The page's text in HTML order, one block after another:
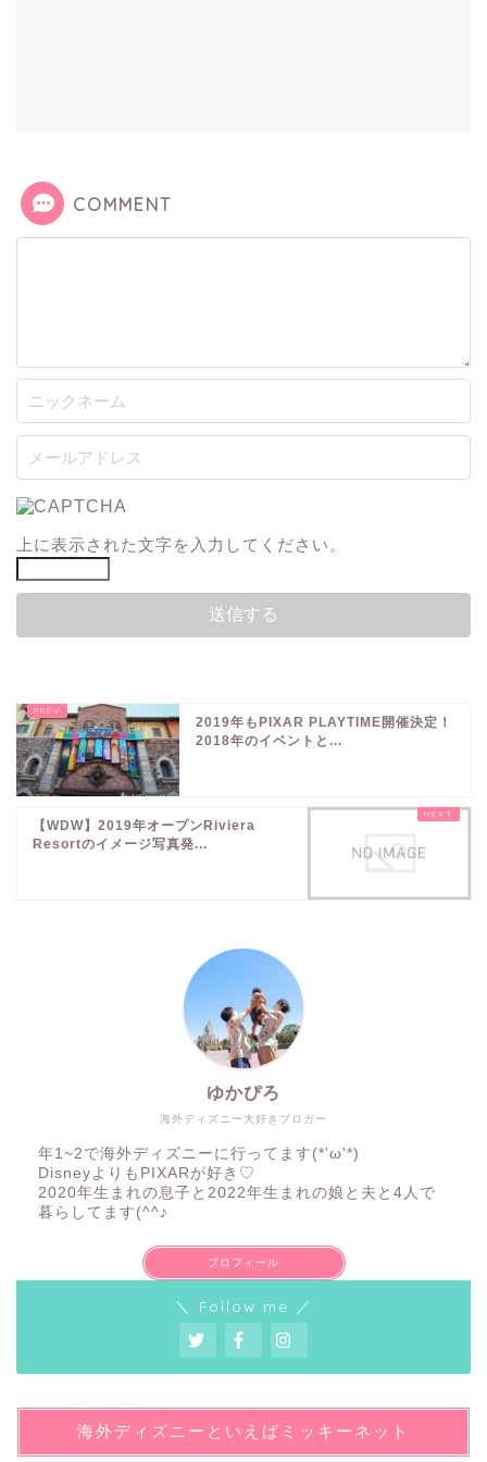
COMMENT
上に表示された文字を入力してください。
2019年もPIXAR PLAYTIME開催決定！
2018年のイベントと...
【WDW】2019年オープンRiviera
Resortのイメージ写真発...
海外ディズニー大好きブロガー
ゆかぴろ
年1~2で海外ディズニーに行ってます(*'ω'*)
DisneyよりもPIXARが好き♡
2020年生まれの息子と2022年生まれの娘と夫と4人で
暮らしてます(^^♪
プロフィール
＼ Follow me ／
海外ディズニーといえばミッキーネット